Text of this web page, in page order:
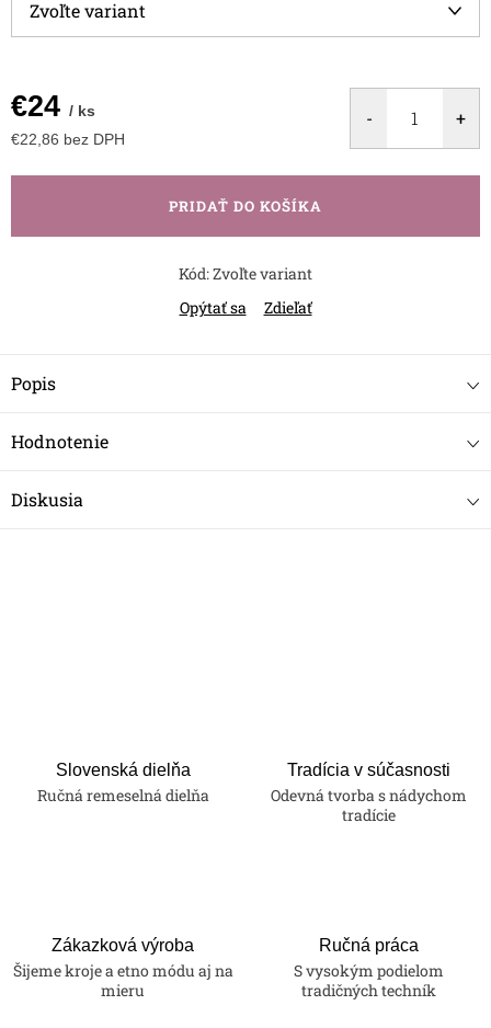
€24 / ks
€22,86 bez DPH
cena:
PRIDAŤ DO KOŠÍKA
Kód:Zvoľte variant
Opýtať sa
Zdieľať
Popis
Hodnotenie
Diskusia
Slovenská dielňa
Ručná remeselná dielňa
Tradícia v súčasnosti
Odevná tvorba s nádychom
tradície
Zákazková výroba
Šijeme kroje a etno módu aj na
mieru
Ručná práca
S vysokým podielom
tradičných techník